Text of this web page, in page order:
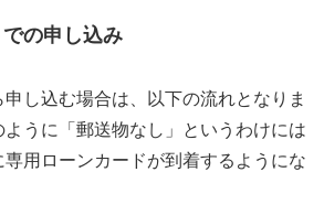
の申し込み
し込む場合は、以下の流れとなりま
うに「郵送物なし」というわけには
用ローンカードが到着するようにな